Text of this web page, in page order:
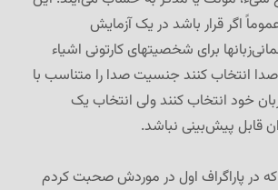
اگر قرار باشد در یک آزمایش
برای شخصیتهای کارتونی اشیاء
انتخاب کنند جنسیت صدا را متناسب با
خود انتخاب کنند ولی انتخاب یک
قابل پیش‌بینی نباشد.
که در پاراگراف اول در موردش صحبت کردم